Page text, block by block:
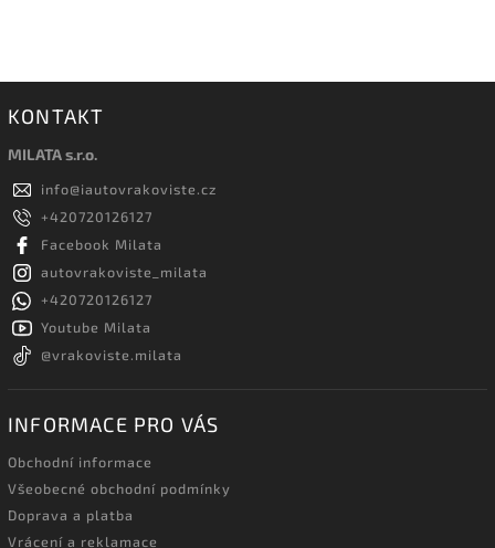
KONTAKT
MILATA s.r.o.
info@iautovrakoviste.cz
+420720126127
Facebook Milata
autovrakoviste_milata
+420720126127
Youtube Milata
@vrakoviste.milata
INFORMACE PRO VÁS
Obchodní informace
Všeobecné obchodní podmínky
Doprava a platba
Vrácení a reklamace